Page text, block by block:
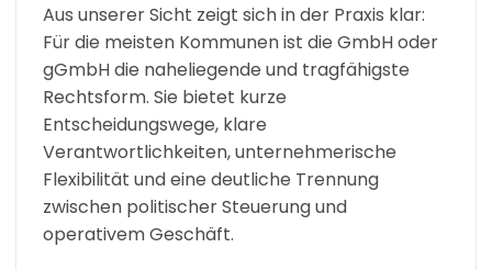
Aus unserer Sicht zeigt sich in der Praxis klar:
Für die meisten Kommunen ist die GmbH oder
gGmbH die naheliegende und tragfähigste
Rechtsform. Sie bietet kurze
Entscheidungswege, klare
Verantwortlichkeiten, unternehmerische
Flexibilität und eine deutliche Trennung
zwischen politischer Steuerung und
operativem Geschäft.